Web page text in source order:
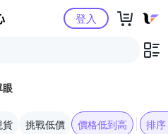
Yahoo購物中心登入
眼
貨 挑戰低價 價格低到高 排序